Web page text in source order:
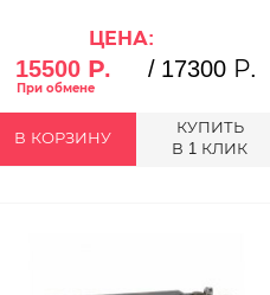
ЦЕНА:
15500 Р. / 17300 Р.
В КОРЗИНУ
КУПИТЬ
В 1 КЛИК